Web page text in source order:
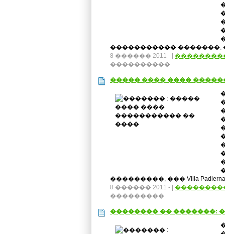
����������� �������,
8 ������ 2011 -
����������
����� ���� ����
���������, ��� Villa Padierna
8 ������ 2011 -
���������
�������� �� �������: